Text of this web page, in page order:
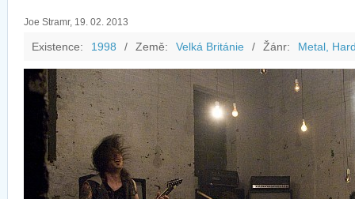
Joe Stramr, 19. 02. 2013
Existence: 1998 / Země: Velká Británie / Žánr: Metal,